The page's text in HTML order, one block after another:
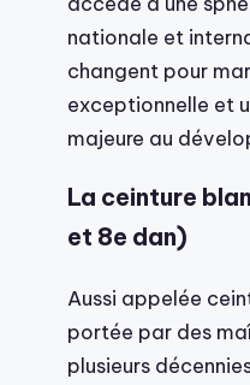
nationale et
changent pour
exceptionnelle et
majeure au
La ceinture
et 8e dan)
Aussi appelée
portée par des
plusieurs